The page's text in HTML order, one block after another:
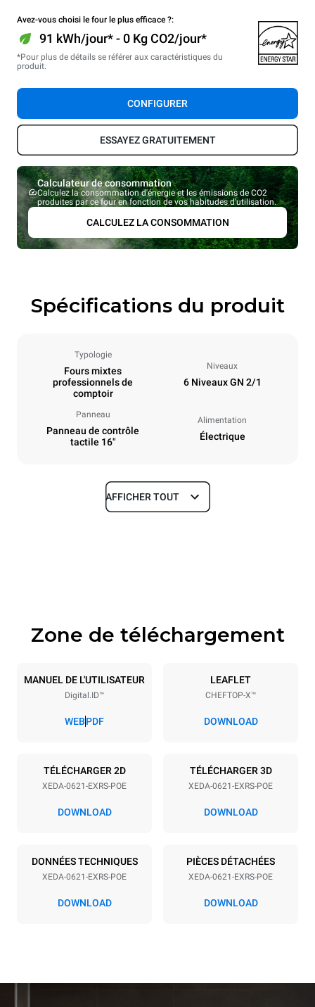
Avez-vous choisi le four le plus efficace ?:
91 kWh/jour* - 0 Kg CO2/jour*
*Pour plus de détails se référer aux caractéristiques du
produit.
CONFIGURER
ESSAYEZ GRATUITEMENT
Calculateur de consommation
Calculez la consommation d'énergie et les émissions de CO2
produites par ce four en fonction de vos habitudes d'utilisation.
CALCULEZ LA CONSOMMATION
Spécifications du produit
Typologie
Fours mixtes
professionnels de
comptoir
Niveaux
6 Niveaux GN 2/1
Panneau
Panneau de contrôle
tactile 16"
Alimentation
Électrique
Dimensions
Caractéristiques de la plaque
6 GN 2/1
Espace entre les plaques
Alimentation
Tension
380-415V 3N~ / 220-240V
3~
Énergie électrique
23,1 kW
50 / 60 Hz NON INCLUS
directes produites par le
AFFICHER TOUT
Zone de téléchargement
MANUEL DE L'UTILISATEUR
Digital.ID™
WEBPDF
LEAFLET
CHEFTOP-X™
DOWNLOAD
TÉLÉCHARGER 2D
XEDA-0621-EXRS-POE
DOWNLOAD
TÉLÉCHARGER 3D
XEDA-0621-EXRS-POE
DOWNLOAD
DONNÉES TECHNIQUES
XEDA-0621-EXRS-POE
DOWNLOAD
PIÈCES DÉTACHÉES
XEDA-0621-EXRS-POE
DOWNLOAD